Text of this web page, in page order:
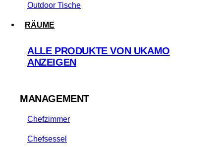
Outdoor Tische
RÄUME
ALLE PRODUKTE VON UKAMO
ANZEIGEN
MANAGEMENT
Chefzimmer
Chefsessel